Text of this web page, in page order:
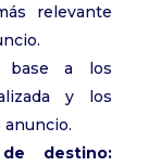
relevante
a los
y los
destino: